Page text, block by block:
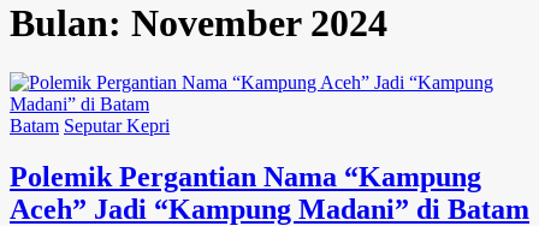
Bulan: November 2024
Batam Seputar Kepri
Polemik Pergantian Nama “Kampung
Aceh” Jadi “Kampung Madani” di Batam